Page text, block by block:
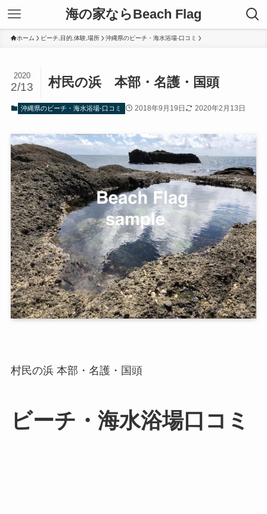
海の家ならBeach Flag
ホーム ビーチ,目的,体験,場所 沖縄県のビーチ・海水浴場-口コミ
村民の浜 本部・名護・国頭
2020
2/13
沖縄県のビーチ・海水浴場-口コミ 2018年9月19日 2020年2月13日
村民の浜 本部・名護・国頭
ビーチ・海水浴場口コミ